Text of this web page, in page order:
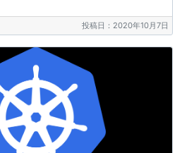
投稿日：2020年10月7日